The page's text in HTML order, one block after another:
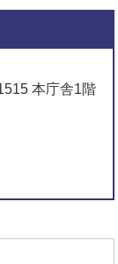
本庁舎1階